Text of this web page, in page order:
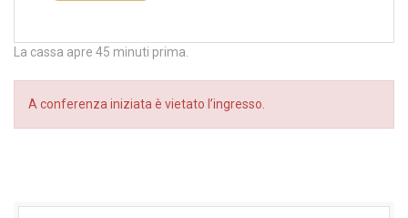
La cassa apre 45 minuti prima.
A conferenza iniziata è vietato l’ingresso.